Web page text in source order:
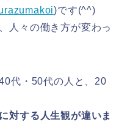
)です(^^)
人々の働き方が変わっ
代・50代の人と、20
対する人生観が違いま